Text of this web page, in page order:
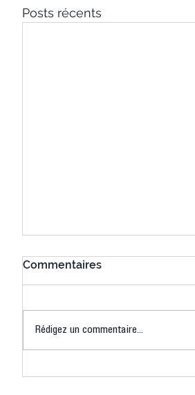
Posts récents
Commentaires
Rédigez un commentaire...